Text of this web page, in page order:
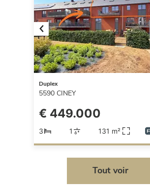
Previous
Duplex
5590 CINEY
€ 449.000
3 1 131 m²
Tout voir